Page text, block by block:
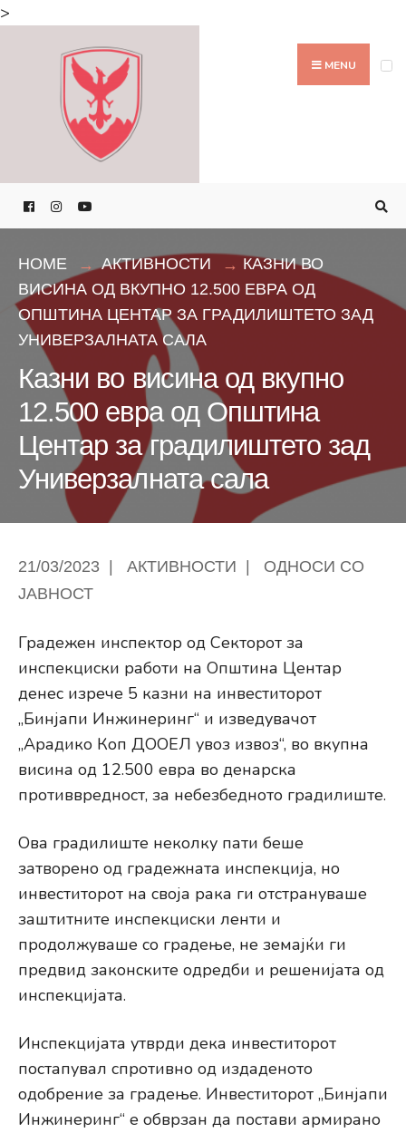
>
MENU
HOME АКТИВНОСТИ
КАЗНИ ВО
ВИСИНА ОД ВКУПНО 12.500 ЕВРА ОД
ОПШТИНА ЦЕНТАР ЗА ГРАДИЛИШТЕТО ЗАД
УНИВЕРЗАЛНАТА САЛА
Казни во висина од вкупно
12.500 евра од Општина
Центар за градилиштето зад
Универзалната сала
21/03/2023 АКТИВНОСТИ
ОДНОСИ СО
ЈАВНОСТ
Градежен инспектор од Секторот за
инспекциски работи на Општина Центар
денес изрече 5 казни на инвеститорот
„Бинјапи Инжинеринг“ и изведувачот
„Арадико Коп ДООЕЛ увоз извоз“, во вкупна
висина од 12.500 евра во денарска
противвредност, за небезбедното градилиште.
Ова градилиште неколку пати беше
затворено од градежната инспекција, но
инвеститорот на своја рака ги отстрануваше
заштитните инспекциски ленти и
продолжуваше со градење, не земајќи ги
предвид законските одредби и решенијата од
инспекцијата.
Инспекцијата утврди дека инвеститорот
постапувал спротивно од издаденото
одобрение за градење. Инвеститорот „Бинјапи
Инжинеринг“ е обврзан да постави армирано